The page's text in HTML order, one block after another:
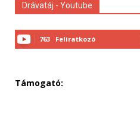
Drávatáj - Youtube
763 Feliratkozó
Támogató: